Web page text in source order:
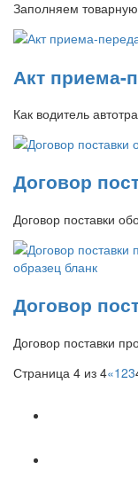
Заполняем
Акт приема-
Как водитель
Договор
Договор поставки
Договор
Договор поставки
Страница 4 из 4«123